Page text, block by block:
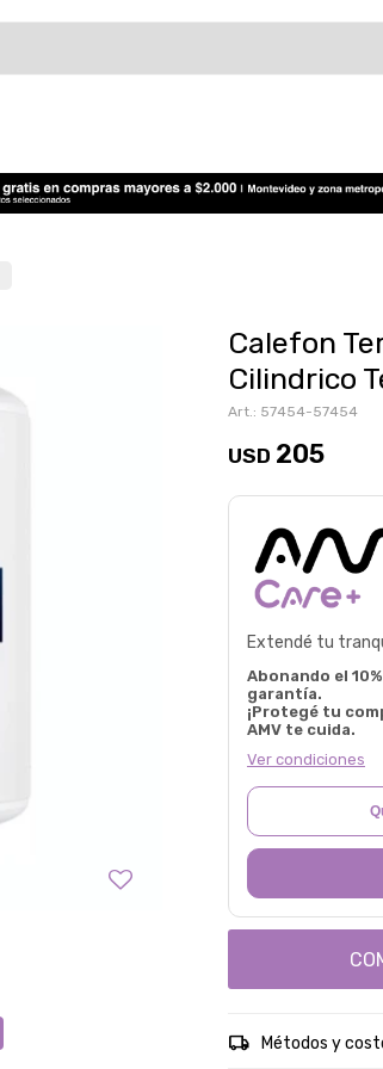
Calefon
Cilindrico
57454-57454
USD 205
Extendé tu
Abonando el
garantía.
¡Protegé tu
AMV te cuida.
Ver condiciones
Métodos y